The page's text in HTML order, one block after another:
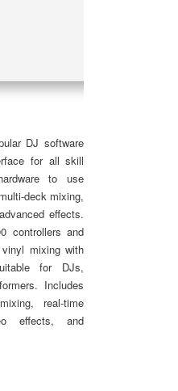
DJ software
for all skill
to use
deck mixing,
effects.
controllers and
mixing with
for DJs,
Includes
real-time
effects, and